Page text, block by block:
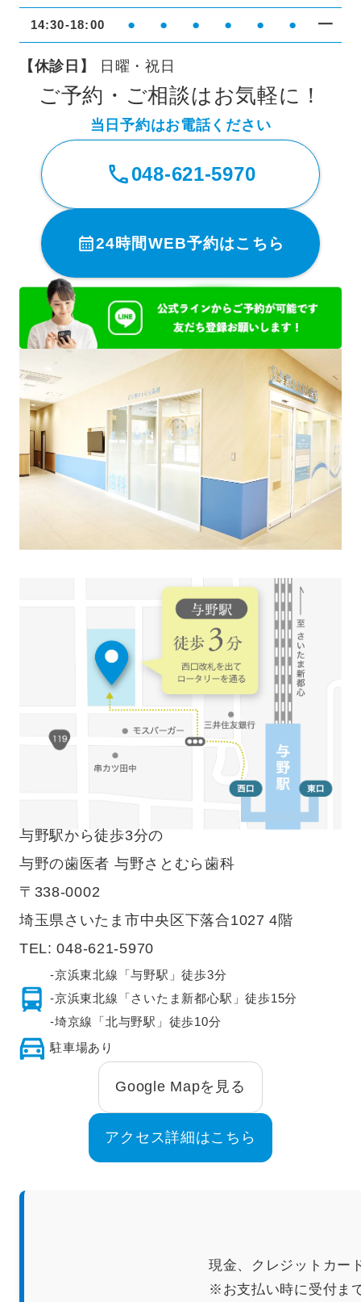
14:30-18:00 ● ● ● ● ● ● ━
【休診日】 日曜・祝日
ご予約・ご相談はお気軽に！
当日予約はお電話ください
048-621-5970
24時間WEB予約はこちら
与野駅から徒歩3分の
与野の歯医者 与野さとむら歯科
〒338-0002
埼玉県さいたま市中央区下落合1027 4階
TEL:048-621-5970
-京浜東北線「与野駅」徒歩3分
-京浜東北線「さいたま新都心駅」徒歩15分
-埼京線「北与野駅」徒歩10分
駐車場あり
Google Mapを見る
アクセス詳細はこちら
現金、クレジットカー
※お支払い時に受付ま